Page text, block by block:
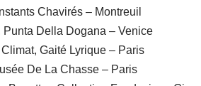
Chavirés – Montreuil
Punta Della Dogana – Venice
Gaité Lyrique – Paris
De La Chasse – Paris